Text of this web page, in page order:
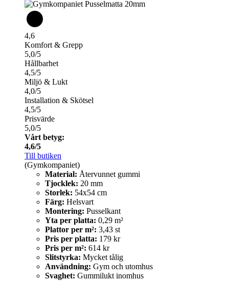
4,6
Komfort & Grepp
5,0/5
Hållbarhet
4,5/5
Miljö & Lukt
4,0/5
Installation & Skötsel
4,5/5
Prisvärde
5,0/5
Vårt betyg:
4,6/5
Till butiken
(Gymkompaniet)
Material: Återvunnet gummi
Tjocklek: 20 mm
Storlek: 54x54 cm
Färg: Helsvart
Montering: Pusselkant
Yta per platta: 0,29 m²
Plattor per m²: 3,43 st
Pris per platta: 179 kr
Pris per m²: 614 kr
Slitstyrka: Mycket tålig
Användning: Gym och utomhus
Svaghet: Gummilukt inomhus